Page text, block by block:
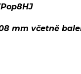
mm včetně